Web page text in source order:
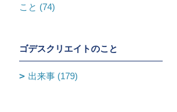
こと (74)
ゴデスクリエイトのこと
出来事 (179)